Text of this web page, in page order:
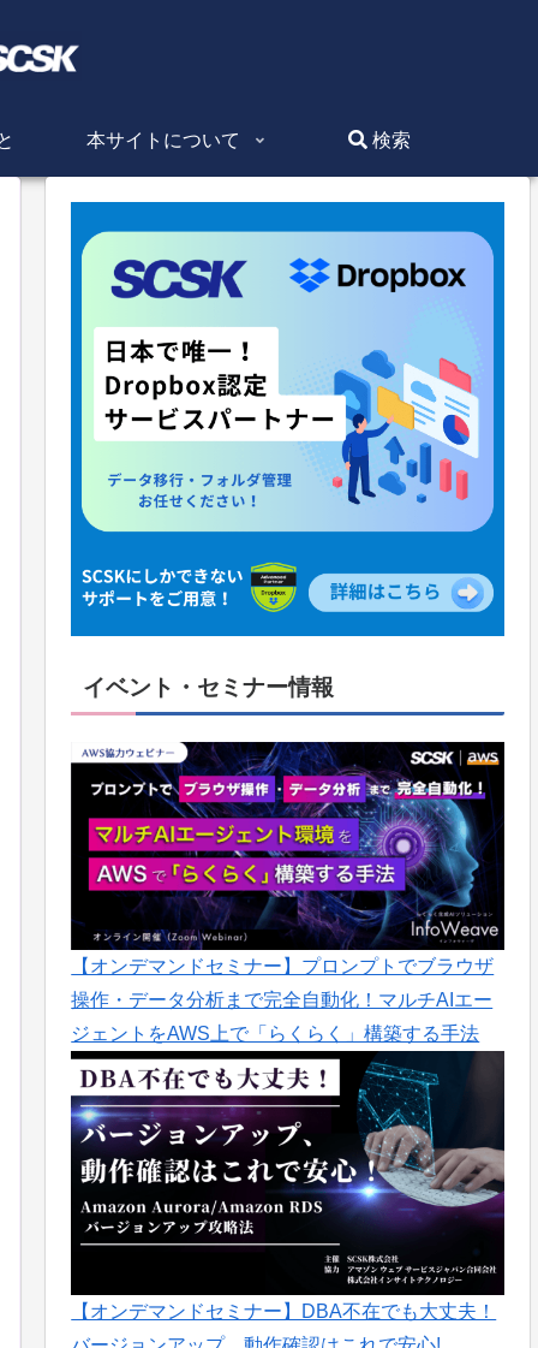
本サイトについて 検索
イベント・セミナー情報
【オンデマンドセミナー】プロンプトでブラウザ
操作・データ分析まで完全自動化！マルチAIエー
ジェントをAWS上で「らくらく」構築する手法
【オンデマンドセミナー】DBA不在でも大丈夫！